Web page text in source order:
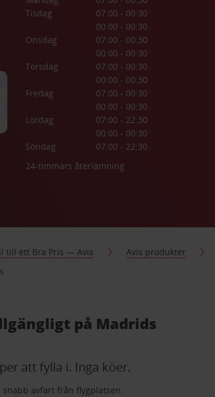
Tisdag
07:00 - 00:30
00:00 - 00:30
Onsdag
07:00 - 00:30
00:00 - 00:30
Torsdag
07:00 - 00:30
00:00 - 00:30
Fredag
07:00 - 00:30
00:00 - 00:30
Lördag
07:00 - 22:30
00:00 - 00:30
Söndag
07:00 - 22:30
24-timmars återlämning
till ett Bra Pris — Avis Avis produkter
på Madrids
att fylla i. Inga köer.
avfart från flygplatsen.